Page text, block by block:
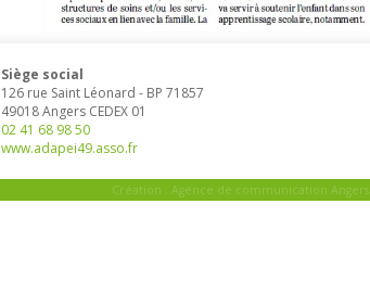
Siège social
126 rue Saint Léonard - BP 71857
49018Angers CEDEX 01
02 41 68 98 50
www.adapei49.asso.fr
Création : Agence de communication Angers